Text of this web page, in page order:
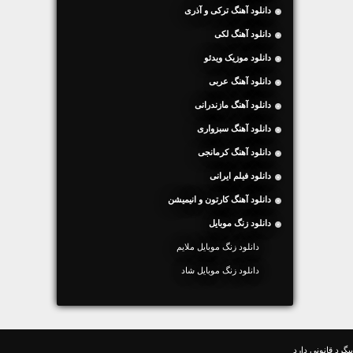
دانلود آهنگ ترکی و آذری
دانلود آهنگ لکی
دانلود موزیک ویدئو
دانلود آهنگ عربی
دانلود آهنگ مازندرانی
دانلود آهنگ سبزواری
دانلود آهنگ کرمانجی
دانلود فیلم ایرانی
دانلود آهنگ کارتون و انیمیشن
دانلود زنگ موبایل
دانلود زنگ موبایل ملایم
دانلود زنگ موبایل شاد
قانونی دارد